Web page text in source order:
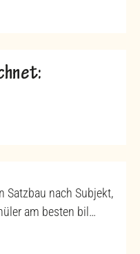
Satzbau nach Subjekt,
am besten bil…